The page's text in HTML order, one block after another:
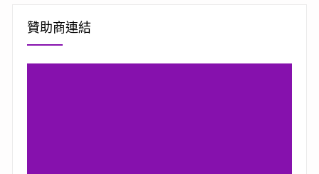
贊助商連結